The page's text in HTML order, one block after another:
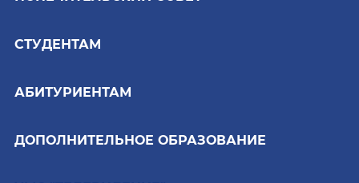
СТУДЕНТАМ
АБИТУРИЕНТАМ
ДОПОЛНИТЕЛЬНОЕ ОБРАЗОВАНИЕ